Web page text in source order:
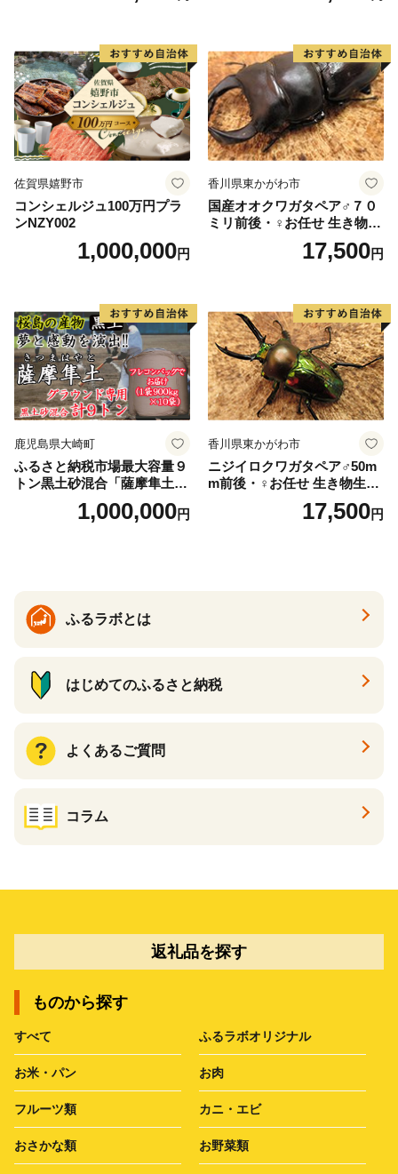
佐賀県嬉野市
コンシェルジュ100万円プラ
ンNZY002
1,000,000円
香川県東かがわ市
国産オオクワガタペア♂７０
ミリ前後・♀お任せ 生き物生
17,500円
鹿児島県大崎町
ふるさと納税市場最大容量９
トン黒土砂混合「薩摩隼土」
（夢と感動の演出のグラウン
1,000,000円
香川県東かがわ市
ニジイロクワガタペア♂50m
m前後・♀お任せ 生き物生き
17,500円
ふるラボとは
はじめてのふるさと納税
よくあるご質問
コラム
返礼品を探す
ものから探す
すべて ふるラボオリジナル
お米・パン お肉
フルーツ類 カニ・エビ
おさかな類 お野菜類